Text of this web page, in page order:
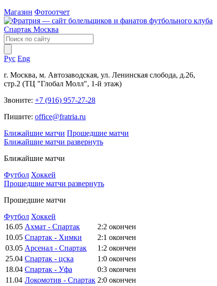
Магазин Фотоотчет
Рус Eng
г. Москва, м. Автозаводская, ул. Ленинская слобода, д.26,
стр.2 (ТЦ "Глобал Молл", 1-й этаж)
Звоните: +7 (916) 957-27-28
Пишите: office@fratria.ru
Ближайшие матчи Прошедшие матчи
Ближайшие матчи развернуть
Ближайшие матчи
Футбол Хоккей
Прошедшие матчи развернуть
Прошедшие матчи
Футбол Хоккей
16.05 Ахмат - Спартак 2:2 окончен
10.05 Спартак - Химки 2:1 окончен
03.05 Арсенал - Спартак 1:2 окончен
25.04 Спартак - цска 1:0 окончен
18.04 Спартак - Уфа 0:3 окончен
11.04 Локомотив - Спартак 2:0 окончен